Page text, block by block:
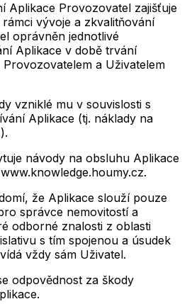
Aplikace Provozovatel zajišťuje
vývoje a zkvalitňování
oprávněn jednotlivé
Aplikace v době trvání
a Uživatelem
vzniklé mu v souvislosti s
Aplikace (tj. náklady na
návody na obsluhu Aplikace
že Aplikace slouží pouze
správce nemovitostí a
odborné znalosti z oblasti
s tím spojenou a úsudek
vždy sám Uživatel.
odpovědnost za škody